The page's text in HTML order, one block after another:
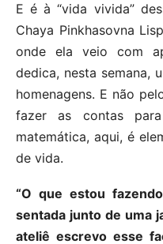
E é à “vida vivida”
Chaya Pinkhasovna
onde ela veio com
dedica, nesta semana,
homenagens. E não
fazer as contas
matemática, aqui, é
de vida.
“O que estou
sentada junto de uma
ateliê escrevo esse